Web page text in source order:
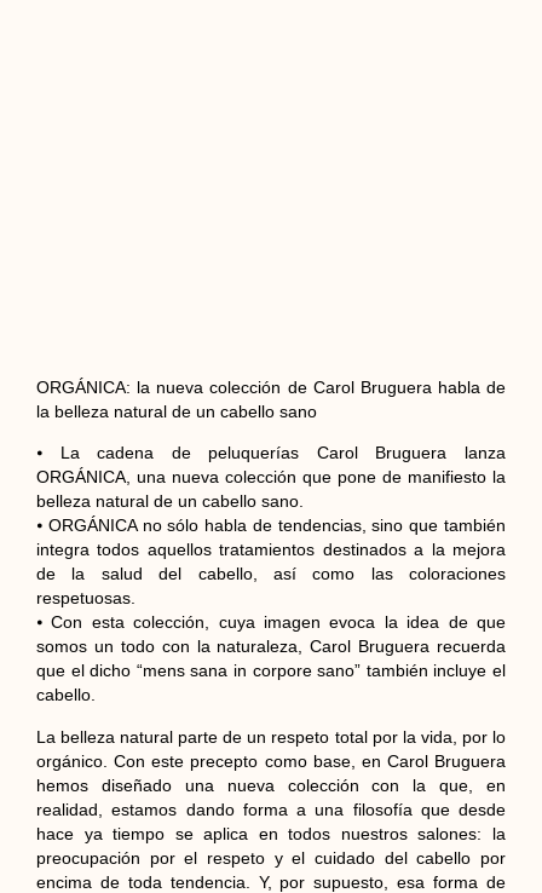
ORGÁNICA: la nueva colección de Carol Bruguera habla de
la belleza natural de un cabello sano
⦁ La cadena de peluquerías Carol Bruguera lanza
ORGÁNICA, una nueva colección que pone de manifiesto la
belleza natural de un cabello sano.
⦁ ORGÁNICA no sólo habla de tendencias, sino que también
integra todos aquellos tratamientos destinados a la mejora
de la salud del cabello, así como las coloraciones
respetuosas.
⦁ Con esta colección, cuya imagen evoca la idea de que
somos un todo con la naturaleza, Carol Bruguera recuerda
que el dicho “mens sana in corpore sano” también incluye el
cabello.
La belleza natural parte de un respeto total por la vida, por lo
orgánico. Con este precepto como base, en Carol Bruguera
hemos diseñado una nueva colección con la que, en
realidad, estamos dando forma a una filosofía que desde
hace ya tiempo se aplica en todos nuestros salones: la
preocupación por el respeto y el cuidado del cabello por
encima de toda tendencia. Y, por supuesto, esa forma de